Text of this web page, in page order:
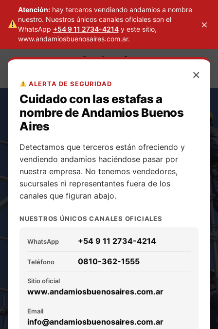
Atención:hay terceros vendiendo andamios a nombre
nuestro. Nuestros únicos canales oficiales son el
WhatsApp +54 9 11 2734-4214y este sitio,
www.andamiosbuenosaires.com.ar.
×
×
ALERTA DE SEGURIDAD
Cuidado con las estafas a
nombre de Andamios Buenos
Aires
Detectamos que terceros están ofreciendo y
vendiendo andamios haciéndose pasar por
nuestra empresa. No tenemos vendedores,
sucursales ni representantes fuera de los
canales que figuran abajo.
NUESTROS ÚNICOS CANALES OFICIALES
WhatsApp +54 9 11 2734-4214
Teléfono 0810-362-1555
Sitio oficial
www.andamiosbuenosaires.com.ar
Email
info@andamiosbuenosaires.com.ar
Skip
content
Andamios
Alquiler de
andamios
multidireccionale
s y modulares.
Soluciones
rápidas y seguras.
Alquiler de estructuras para
restauración de fachadas, obras civiles,
industrias y eventos.